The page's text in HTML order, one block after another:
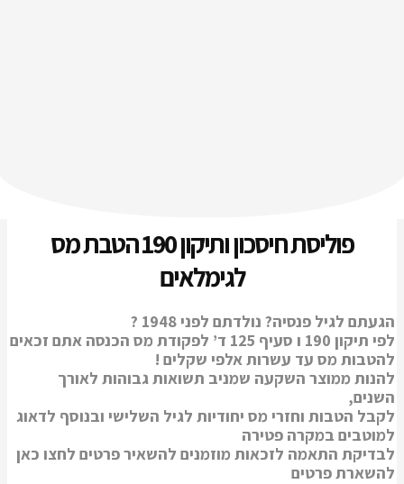
פוליסת חיסכון ותיקון 190 הטבת מס
לגימלאים
הגעתם לגיל פנסיה? נולדתם לפני 1948 ?
לפי תיקון 190 ו סעיף 125 ד’ לפקודת מס הכנסה אתם זכאים
להטבות מס עד עשרות אלפי שקלים !
להנות ממוצר השקעה שמניב תשואות גבוהות לאורך
השנים,
לקבל הטבות וחזרי מס יחודיות לגיל השלישי ובנוסף לדאוג
למוטבים במקרה פטירה
לבדיקת התאמה לזכאות מוזמנים להשאיר פרטים לחצו כאן
להשארת פרטים